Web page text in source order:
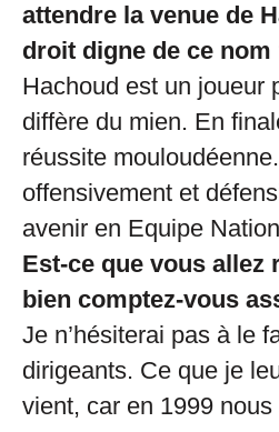
attendre la venue de
droit digne de ce nom
Hachoud est un joueur
diffère du mien. En
réussite
offensivement et
avenir en Equipe
Est-ce que vous allez
bien comptez-vous
Je n’hésiterai pas à le
dirigeants. Ce que je
vient, car en 1999